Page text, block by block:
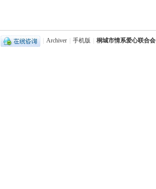
Archiver 手机版 桐城市情系爱心联合会